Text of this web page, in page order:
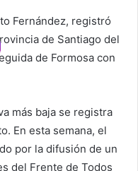
Fernández, registró
de Santiago del
de Formosa con
más baja se registra
En esta semana, el
por la difusión de un
del Frente de Todos